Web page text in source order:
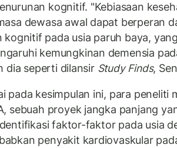
kognitif. "Kebiasaan
dewasa awal dapat berperan
kognitif pada usia paruh baya,
kemungkinan demensia
dia seperti dilansir Study Finds,
pada kesimpulan ini, para peneliti
sebuah proyek jangka panjang
faktor-faktor pada usia
penyakit kardiovaskular